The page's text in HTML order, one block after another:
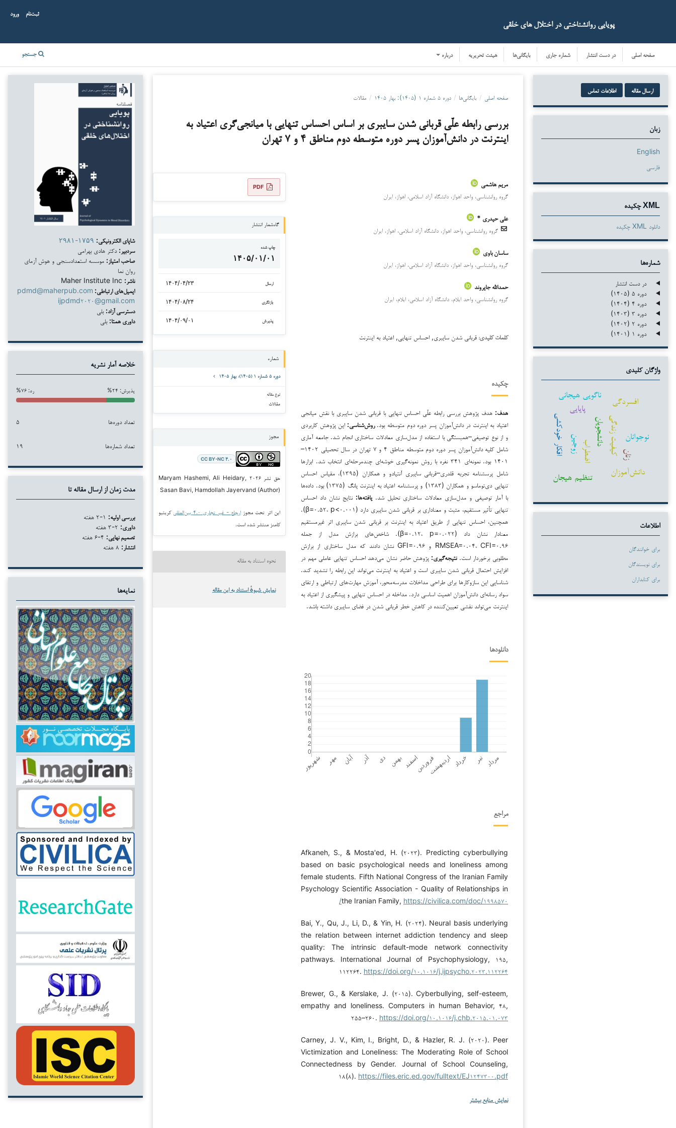
پویایی روانشناختی در اختلال های خلقی
صفحه اصلی در دست انتشار شماره جاری بایگانی‌ها هیئت تحریریه درباره جستجو
ثبت‌نام ورود
ارسال مقاله اطلاعات تماس
زبان
English
فارسی
XML چکیده
دانلود XML چکیده
شماره‌ها
در دست انتشار
دوره ۵ (۱۴۰۵)
دوره ۴ (۱۴۰۴)
دوره ۳ (۱۴۰۳)
دوره ۲ (۱۴۰۲)
دوره ۱ (۱۴۰۱)
واژگان کلیدی
اضطراب
دانشجویانکیفیت زندگی نوجوانان
افسردگی
دانش‌آموزان
زنان
تنظیم هیجان
ناگویی هیجانی
زوجین افکار خودکشی
پایایی
اطلاعات
برای خوانندگان
برای نویسندگان
برای کتابداران
صفحه اصلی / بایگانی‌ها / دوره ۵ شماره ۱ (۱۴۰۵): بهار ۱۴۰۵ / مقالات
بررسی رابطه علّی قربانی شدن سایبری بر اساس احساس تنهایی با میانجی‌گری اعتیاد به
اینترنت در دانش‌آموزان پسر دوره متوسطه دوم مناطق ۴ و ۷ تهران
مریم هاشمی
گروه روانشناسی، واحد اهواز، دانشگاه آزاد اسلامی، اهواز، ایران
علی حیدری *
گروه روانشناسی، واحد اهواز، دانشگاه آزاد اسلامی، اهواز، ایران
ساسان باوی
گروه روانشناسی، واحد اهواز، دانشگاه آزاد اسلامی، اهواز، ایران
حمدالله جایروند
گروه روانشناسی، واحد ایلام، دانشگاه آزاد اسلامی، ایلام، ایران
کلمات کلیدی: قربانی شدن سایبری, احساس تنهایی, اعتیاد به اینترنت
چکیده
هدف: هدف پژوهش بررسی رابطه علّی احساس تنهایی با قربانی شدن سایبری با نقش میانجی
اعتیاد به اینترنت در دانش‌آموزان پسر دوره دوم متوسطه بود.روش‌شناسی: این پژوهش کاربردی
و از نوع توصیفی–همبستگی با استفاده از مدل‌سازی معادلات ساختاری انجام شد. جامعه آماری
شامل کلیه دانش‌آموزان پسر دوره دوم متوسطه مناطق ۴ و ۷ تهران در سال تحصیلی ۱۴۰۲–
۱۴۰۱ بود. نمونه‌ای ۳۴۱ نفره با روش نمونه‌گیری خوشه‌ای چندمرحله‌ای انتخاب شد. ابزارها
شامل پرسشنامه تجربه قلدری–قربانی سایبری آنتیادو و همکاران (۱۳۹۵)، مقیاس احساس
تنهایی دی‌توماسو و همکاران (۱۳۸۳) و پرسشنامه اعتیاد به اینترنت یانگ (۱۳۷۵) بود. داده‌ها
با آمار توصیفی و مدل‌سازی معادلات ساختاری تحلیل شد.یافته‌ها: نتایج نشان داد احساس
تنهایی تأثیر مستقیم، مثبت و معناداری بر قربانی شدن سایبری دارد (β=۰.۵۲، p<۰.۰۰۱).
همچنین، احساس تنهایی از طریق اعتیاد به اینترنت بر قربانی شدن سایبری اثر غیرمستقیم
معنادار نشان داد (β=۰.۱۲، p=۰.۰۲۲). شاخص‌های برازش مدل از جمله
RMSEA=۰.۰۴، CFI=۰.۹۶ و GFI=۰.۹۶ نشان دادند که مدل ساختاری از برازش
مطلوبی برخوردار است.نتیجه‌گیری: پژوهش حاضر نشان می‌دهد احساس تنهایی عاملی مهم در
افزایش احتمال قربانی شدن سایبری است و اعتیاد به اینترنت می‌تواند این رابطه را تشدید کند.
شناسایی این سازوکارها برای طراحی مداخلات مدرسه‌محور، آموزش مهارت‌های ارتباطی و ارتقای
سواد رسانه‌ای دانش‌آموزان اهمیت اساسی دارد. مداخله در احساس تنهایی و پیشگیری از اعتیاد به
اینترنت می‌تواند نقشی تعیین‌کننده در کاهش خطر قربانی شدن در فضای سایبری داشته باشد.
دانلودها
مراجع
Afkaneh, S., & Mosta'ed, H. (۲۰۲۳). Predicting cyberbullying
based on basic psychological needs and loneliness among
female students. Fifth National Congress of the Iranian Family
Psychology Scientific Association - Quality of Relationships in
the Iranian Family, https://civilica.com/doc/۱۹۹۸۵۷۰/
Bai, Y., Qu, J., Li, D., & Yin, H. (۲۰۲۴). Neural basis underlying
the relation between internet addiction tendency and sleep
quality: The intrinsic default-mode network connectivity
pathways. International Journal of Psychophysiology, ۱۹۵,
۱۱۲۲۶۴. https://doi.org/۱۰.۱۰۱۶/j.ijpsycho.۲۰۲۳.۱۱۲۲۶۴
Brewer, G., & Kerslake, J. (۲۰۱۵). Cyberbullying, self-esteem,
empathy and loneliness. Computers in human Behavior, ۴۸,
۲۵۵–۲۶۰. https://doi.org/۱۰.۱۰۱۶/j.chb.۲۰۱۵.۰۱.۰۷۳
Carney, J. V., Kim, I., Bright, D., & Hazler, R. J. (۲۰۲۰). Peer
Victimization and Loneliness: The Moderating Role of School
Connectedness by Gender. Journal of School Counseling,
۱۸(۸). https://files.eric.ed.gov/fulltext/EJ۱۲۴۷۳۰۰.pdf
نمایش منابع بیشتر
دانلودها PDF
گاه‌شمار انتشار
چاپ شده
۱۴۰۵/۰۱/۰۱
ارسال ۱۴۰۴/۰۴/۲۳
بازنگری ۱۴۰۴/۰۸/۲۴
پذیرش ۱۴۰۴/۰۹/۰۱
شماره
دوره ۵ شماره ۱ (۱۴۰۵): بهار ۱۴۰۵
نوع مقاله
مقالات
مجوز
CC BY-NC ۴.۰
حق نشر ۲۰۲۶ Maryam Hashemi, Ali Heidary,
Sasan Bavi, Hamdollah Jayervand (Author)
این اثر تحت مجوزارجاع - غیر تجاری ۴.۰ بین‌المللی
کریتیو
کامنز منتشر شده است.
نحوه استناد به مقاله
نمایش شیوهٔ استناد به این مقاله
شاپای الکترونیکی: ۲۹۸۱-۱۷۵۹
سردبیر: دکتر هادی بهرامی
صاحب امتیاز: موسسه استعدادسنجی و هوش آزمای
روان نما
ناشر:
ایمیل‌های ارتباطی: pdmd@maherpub.com
ijpdmd۲۰۲۰@gmail.com
دسترسی آزاد: بلی
داوری همتا: بلی
خلاصه آمار نشریه
پذیرش: ۲۴% رد: ۷۶%
تعداد دوره‌ها ۵
تعداد شماره‌ها ۱۹
مدت زمان از ارسال مقاله تا
بررسی اولیه:
داوری:
تصمیم نهایی:
انتشار:
نمایه‌ها